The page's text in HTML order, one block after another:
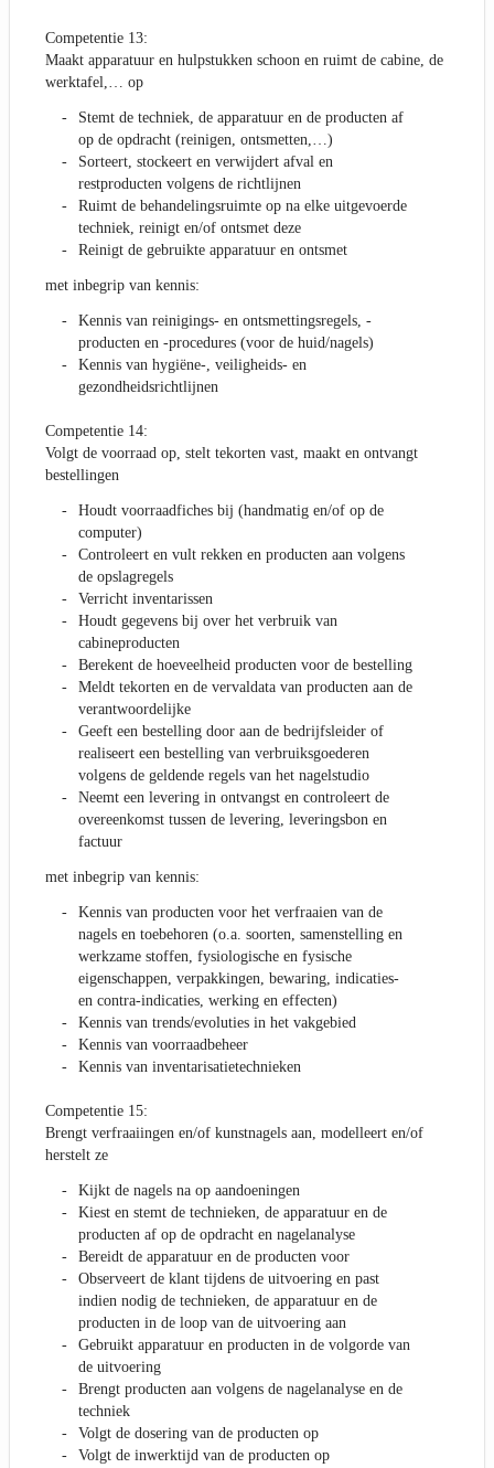
Competentie 13:
Maakt apparatuur en hulpstukken schoon en ruimt de cabine, de
werktafel,… op
Stemt de techniek, de apparatuur en de producten af
op de opdracht (reinigen, ontsmetten,…)
Sorteert, stockeert en verwijdert afval en
restproducten volgens de richtlijnen
Ruimt de behandelingsruimte op na elke uitgevoerde
techniek, reinigt en/of ontsmet deze
Reinigt de gebruikte apparatuur en ontsmet
met inbegrip van kennis:
Kennis van reinigings- en ontsmettingsregels, -
producten en -procedures (voor de huid/nagels)
Kennis van hygiëne-, veiligheids- en
gezondheidsrichtlijnen
Competentie 14:
Volgt de voorraad op, stelt tekorten vast, maakt en ontvangt
bestellingen
Houdt voorraadfiches bij (handmatig en/of op de
computer)
Controleert en vult rekken en producten aan volgens
de opslagregels
Verricht inventarissen
Houdt gegevens bij over het verbruik van
cabineproducten
Berekent de hoeveelheid producten voor de bestelling
Meldt tekorten en de vervaldata van producten aan de
verantwoordelijke
Geeft een bestelling door aan de bedrijfsleider of
realiseert een bestelling van verbruiksgoederen
volgens de geldende regels van het nagelstudio
Neemt een levering in ontvangst en controleert de
overeenkomst tussen de levering, leveringsbon en
factuur
met inbegrip van kennis:
Kennis van producten voor het verfraaien van de
nagels en toebehoren (o.a. soorten, samenstelling en
werkzame stoffen, fysiologische en fysische
eigenschappen, verpakkingen, bewaring, indicaties-
en contra-indicaties, werking en effecten)
Kennis van trends/evoluties in het vakgebied
Kennis van voorraadbeheer
Kennis van inventarisatietechnieken
Competentie 15:
Brengt verfraaiingen en/of kunstnagels aan, modelleert en/of
herstelt ze
Kijkt de nagels na op aandoeningen
Kiest en stemt de technieken, de apparatuur en de
producten af op de opdracht en nagelanalyse
Bereidt de apparatuur en de producten voor
Observeert de klant tijdens de uitvoering en past
indien nodig de technieken, de apparatuur en de
producten in de loop van de uitvoering aan
Gebruikt apparatuur en producten in de volgorde van
de uitvoering
Brengt producten aan volgens de nagelanalyse en de
techniek
Volgt de dosering van de producten op
Volgt de inwerktijd van de producten op